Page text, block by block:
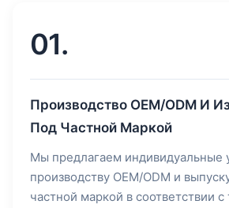
01.
Производство OEM/ODM И
Под Частной Маркой
Мы предлагаем индивидуальные
производству OEM/ODM и
частной маркой в соответствии